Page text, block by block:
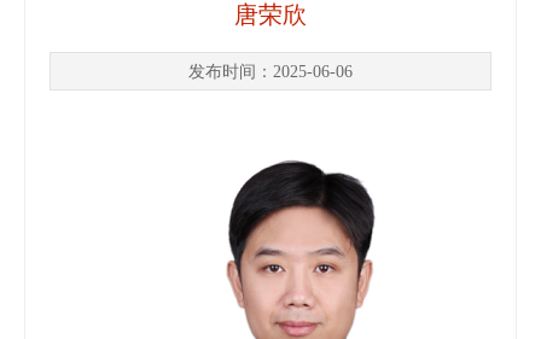
唐荣欣
发布时间：2025-06-06